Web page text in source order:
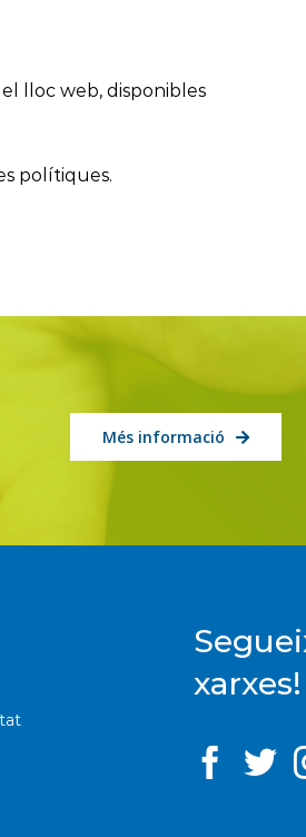
lloc web, disponibles
polítiques.
Més informació
xarxes!